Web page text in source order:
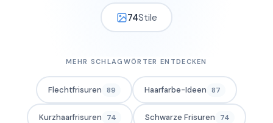
74Stile
MEHR SCHLAGWÖRTER ENTDECKEN
Flechtfrisuren 89 Haarfarbe-Ideen 87
Kurzhaarfrisuren 74 Schwarze Frisuren 74